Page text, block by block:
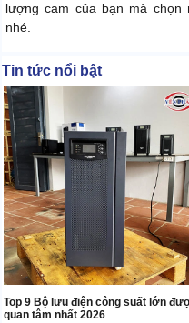
lượng cam của bạn mà chọn
nhé.
Tin tức nổi bật
Top 9 Bộ lưu điện công suất lớn
quan tâm nhất 2026